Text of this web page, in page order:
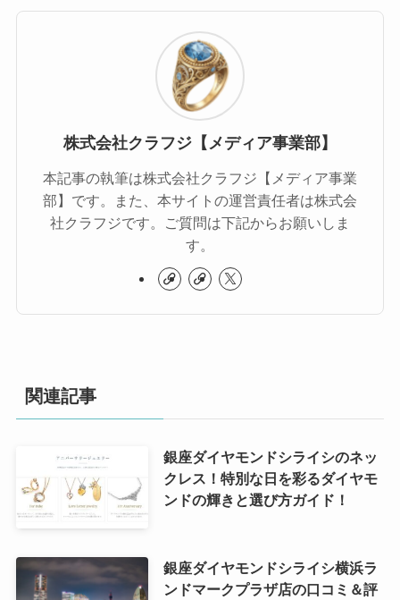
株式会社クラフジ【メディア事業部】
本記事の執筆は株式会社クラフジ【メディア事業
部】です。また、本サイトの運営責任者は株式会
社クラフジです。ご質問は下記からお願いしま
す。
関連記事
銀座ダイヤモンドシライシのネッ
クレス！特別な日を彩るダイヤモ
ンドの輝きと選び方ガイド！
銀座ダイヤモンドシライシ横浜ラ
ンドマークプラザ店の口コミ＆評